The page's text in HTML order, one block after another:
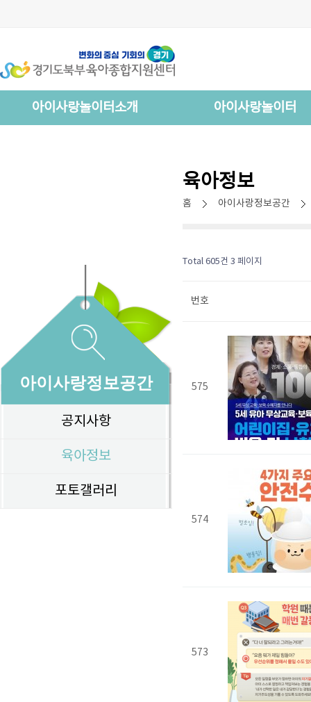
아이사랑놀이터소개 아이사랑놀이터
아이사랑정보공간
공지사항
육아정보
포토갤러리
육아정보
홈 아이사랑정보공간
Total 605건 3 페이지
번호
575
574
573